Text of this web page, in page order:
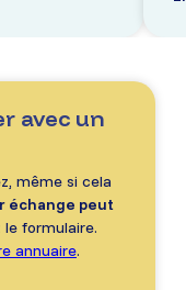
avec un
même si cela
échange peut
le formulaire.
annuaire.